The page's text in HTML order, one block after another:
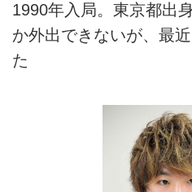
1990年入局。東京都出
か外出できないが、最
た